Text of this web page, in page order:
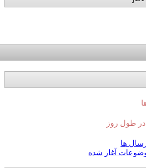
در طول روز
ها
آغاز شده